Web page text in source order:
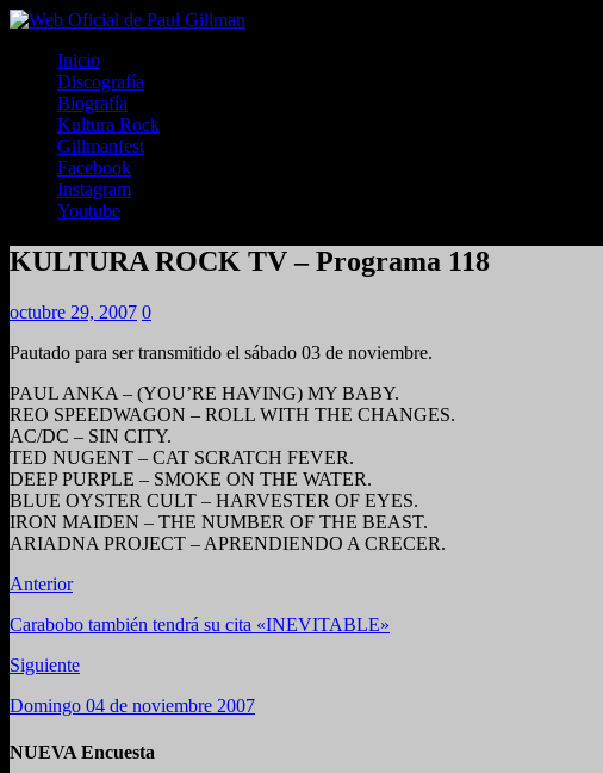
Inicio
Discografía
Biografía
Kultura Rock
Gillmanfest
Facebook
Instagram
Youtube
KULTURA ROCK TV – Programa 118
octubre 29, 2007 0
Pautado para ser transmitido el sábado 03 de noviembre.
PAUL ANKA – (YOU’RE HAVING) MY BABY.
REO SPEEDWAGON – ROLL WITH THE CHANGES.
AC/DC – SIN CITY.
TED NUGENT – CAT SCRATCH FEVER.
DEEP PURPLE – SMOKE ON THE WATER.
BLUE OYSTER CULT – HARVESTER OF EYES.
IRON MAIDEN – THE NUMBER OF THE BEAST.
ARIADNA PROJECT – APRENDIENDO A CRECER.
Anterior
Carabobo también tendrá su cita «INEVITABLE»
Siguiente
Domingo 04 de noviembre 2007
NUEVA Encuesta